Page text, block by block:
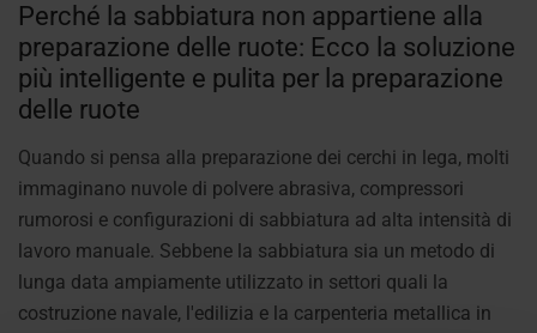
Perché la sabbiatura non appartiene alla
preparazione delle ruote: Ecco la soluzione
più intelligente e pulita per la preparazione
delle ruote
Quando si pensa alla preparazione dei cerchi in lega, molti
immaginano nuvole di polvere abrasiva, compressori
rumorosi e configurazioni di sabbiatura ad alta intensità di
lavoro manuale. Sebbene la sabbiatura sia un metodo di
lunga data ampiamente utilizzato in settori quali la
costruzione navale, l'edilizia e la carpenteria metallica in